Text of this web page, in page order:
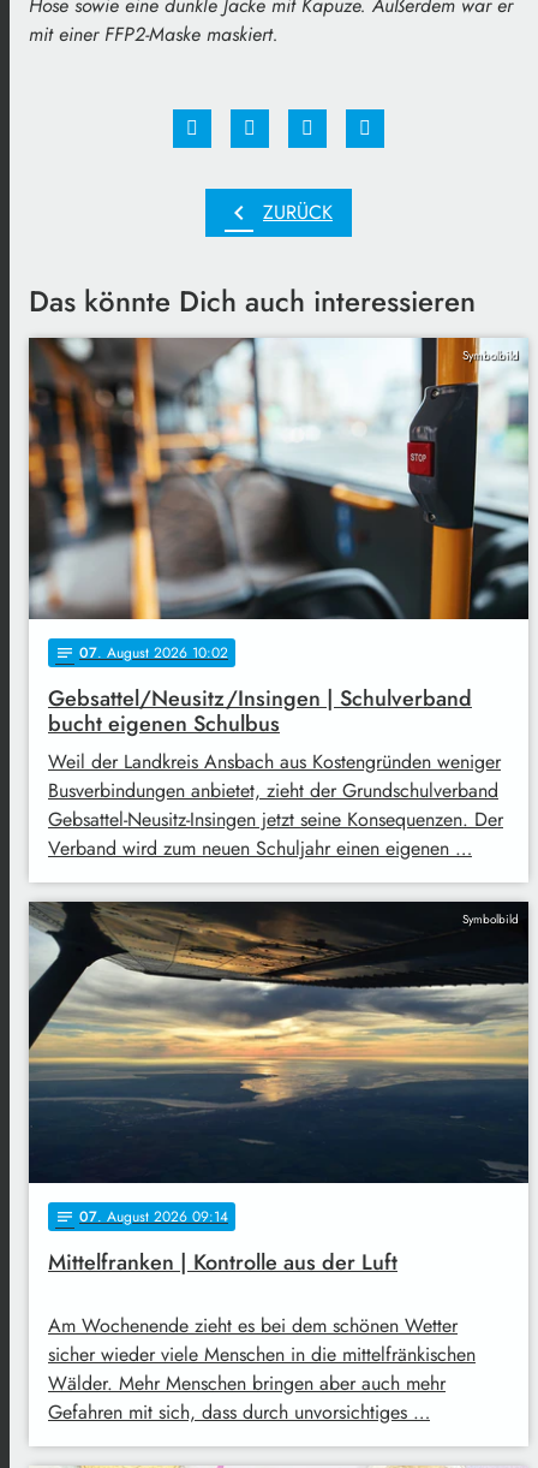
mit einer FFP2-Maske maskiert.
chevron_left ZURÜCK
Das könnte Dich auch interessieren
Symbolbild
notes 07. August 2026 10:02
Gebsattel/Neusitz/Insingen | Schulverband
bucht eigenen Schulbus
Weil der Landkreis Ansbach aus Kostengründen weniger
Busverbindungen anbietet, zieht der Grundschulverband
Gebsattel-Neusitz-Insingen jetzt seine Konsequenzen. Der
Verband wird zum neuen Schuljahr einen eigenen …
Symbolbild
notes 07. August 2026 09:14
Mittelfranken | Kontrolle aus der Luft
Am Wochenende zieht es bei dem schönen Wetter
sicher wieder viele Menschen in die mittelfränkischen
Wälder. Mehr Menschen bringen aber auch mehr
Gefahren mit sich, dass durch unvorsichtiges …